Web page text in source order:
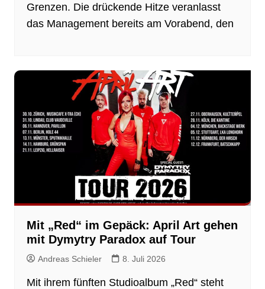
Grenzen. Die drückende Hitze veranlasst
das Management bereits am Vorabend, den
Mit „Red“ im Gepäck: April Art gehen
mit Dymytry Paradox auf Tour
Andreas Schieler 8. Juli 2026
Mit ihrem fünften Studioalbum „Red“ steht